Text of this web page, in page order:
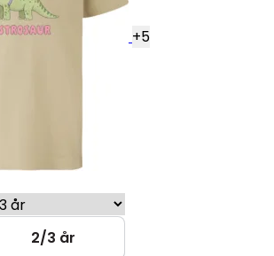
+5
2/3 år